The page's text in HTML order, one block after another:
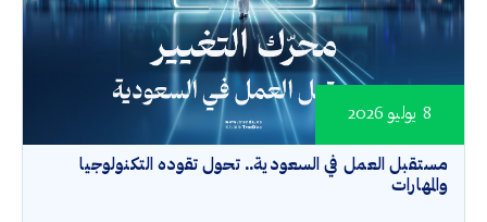
مستقبل العمل في السعودية.. تحول تقوده التكنولوجيا
والمهارات
8 يوليو 2026